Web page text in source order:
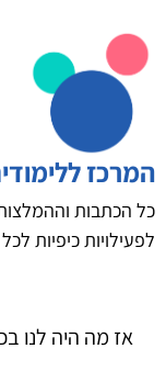
המרכז
כל הכתבות וההמלצות
לפעילויות כיפיות
אז מה היה לנו